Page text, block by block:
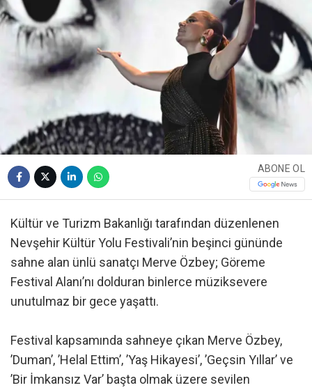
ABONE OL
Kültür ve Turizm Bakanlığı tarafından düzenlenen
Nevşehir Kültür Yolu Festivali’nin beşinci gününde
sahne alan ünlü sanatçı Merve Özbey; Göreme
Festival Alanı’nı dolduran binlerce müziksevere
unutulmaz bir gece yaşattı.
Festival kapsamında sahneye çıkan Merve Özbey,
’Duman’, ’Helal Ettim’, ’Yaş Hikayesi’, ’Geçsin Yıllar’ ve
’Bir İmkansız Var’ başta olmak üzere sevilen